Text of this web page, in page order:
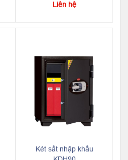
Liên hệ
Két sắt nhập khẩu